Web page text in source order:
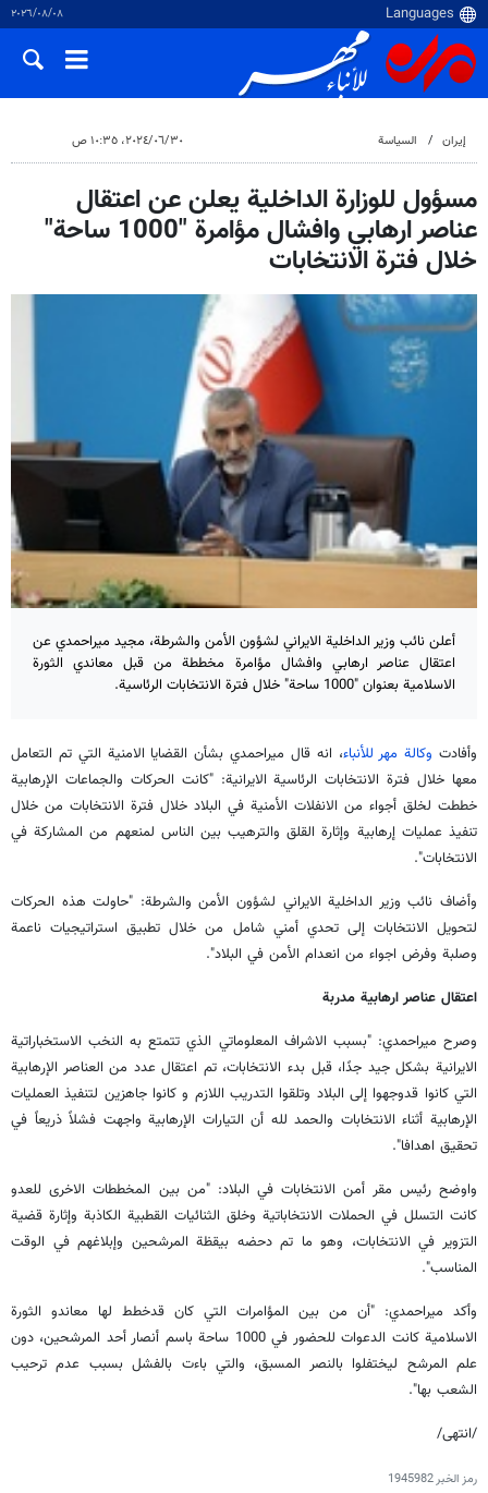
٠٨‏/٠٨‏/٢٠٢٦
إيران السياسة ٣٠‏/٠٦‏/٢٠٢٤، ١٠:٣٥ ص
مسؤول للوزارة الداخلية يعلن عن اعتقال
عناصر ارهابي وافشال مؤامرة "1000 ساحة"
خلال فترة الانتخابات
أعلن نائب وزير الداخلية الايراني لشؤون الأمن والشرطة، مجيد ميراحمدي عن
اعتقال عناصر ارهابي وافشال مؤامرة مخططة من قبل معاندي الثورة
الاسلامية بعنوان "1000 ساحة" خلال فترة الانتخابات الرئاسية.
وأفادت وكالة مهر للأنباء، انه قال ميراحمدي بشأن القضايا الامنية التي تم التعامل
معها خلال فترة الانتخابات الرئاسية الايرانية: "كانت الحركات والجماعات الإرهابية
خططت لخلق أجواء من الانفلات الأمنية في البلاد خلال فترة الانتخابات من خلال
تنفيذ عمليات إرهابية وإثارة القلق والترهيب بين الناس لمنعهم من المشاركة في
الانتخابات".
وأضاف نائب وزير الداخلية الايراني لشؤون الأمن والشرطة: "حاولت هذه الحركات
لتحويل الانتخابات إلى تحدي أمني شامل من خلال تطبيق استراتيجيات ناعمة
وصلبة وفرض اجواء من انعدام الأمن في البلاد".
اعتقال عناصر ارهابية مدربة
وصرح ميراحمدي: "بسبب الاشراف المعلوماتي الذي تتمتع به النخب الاستخباراتية
الايرانية بشكل جيد جدًا، قبل بدء الانتخابات، تم اعتقال عدد من العناصر الإرهابية
التي كانوا قدوجهوا إلى البلاد وتلقوا التدريب اللازم و كانوا جاهزين لتنفيذ العمليات
الإرهابية أثناء الانتخابات والحمد لله أن التيارات الإرهابية واجهت فشلاً ذريعاً في
تحقيق اهدافا".
واوضح رئيس مقر أمن الانتخابات في البلاد: "من بين المخططات الاخرى للعدو
كانت التسلل في الحملات الانتخاباتية وخلق الثنائيات القطبية الكاذبة وإثارة قضية
التزوير في الانتخابات، وهو ما تم دحضه بيقظة المرشحين وإبلاغهم في الوقت
المناسب".
وأكد ميراحمدي: "أن من بين المؤامرات التي كان قدخطط لها معاندو الثورة
الاسلامية كانت الدعوات للحضور في 1000 ساحة باسم أنصار أحد المرشحين، دون
علم المرشح ليختفلوا بالنصر المسبق، والتي باءت بالفشل بسبب عدم ترحيب
الشعب بها".
/انتهى/
رمز الخبر1945982